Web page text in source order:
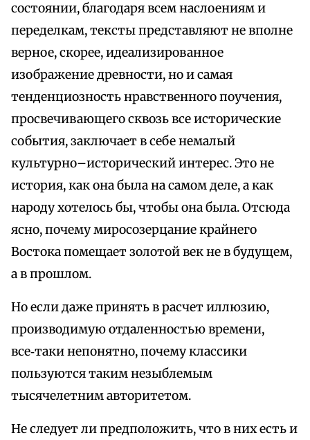
состоянии, благодаря всем наслоениям и
переделкам, тексты представляют не вполне
верное, скорее, идеализированное
изображение древности, но и самая
тенденциозность нравственного поучения,
просвечивающего сквозь все исторические
события, заключает в себе немалый
культурно–исторический интерес. Это не
история, как она была на самом деле, а как
народу хотелось бы, чтобы она была. Отсюда
ясно, почему миросозерцание крайнего
Востока помещает золотой век не в будущем,
а в прошлом.
Но если даже принять в расчет иллюзию,
производимую отдаленностью времени,
все‑таки непонятно, почему классики
пользуются таким незыблемым
тысячелетним авторитетом.
Не следует ли предположить, что в них есть и